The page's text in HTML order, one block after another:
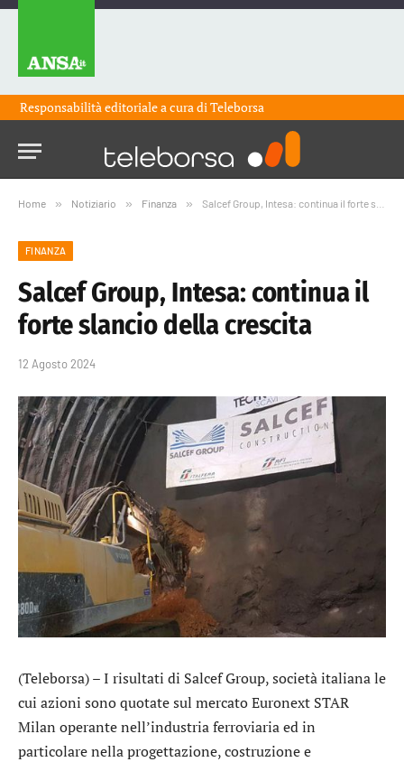
Responsabilità editoriale a cura diTeleborsa
Home » Notiziario » Finanza » Salcef Group, Intesa: continua il forte slancio della crescita
FINANZA
Salcef Group, Intesa: continua il
forte slancio della crescita
12 Agosto 2024
(Teleborsa) – I risultati di Salcef Group, società italiana le
cui azioni sono quotate sul mercato Euronext STAR
Milan operante nell’industria ferroviaria ed in
particolare nella progettazione, costruzione e